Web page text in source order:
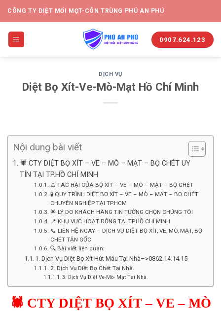
CÔNG TY DIỆT MỐI MỌT-CÔN TRÙNG PHÚ AN PHÚ
0907.624.123
DỊCH VỤ
Diệt Bọ Xít-Ve-Mò-Mạt Hồ Chí Minh
Nội dung bài viết
🕷️ CTY DIỆT BỌ XÍT – VE – MÒ – MẠT – BỌ CHÉT UY
TÍN TẠI TP.HỒ CHÍ MINH
⚠️ TÁC HẠI CỦA BỌ XÍT – VE – MÒ – MẠT – BỌ CHÉT
🧪 QUY TRÌNH DIỆT BỌ XÍT – VE – MÒ – MẠT – BỌ CHÉT
CHUYÊN NGHIỆP TẠI TP.HCM
🌟 LÝ DO KHÁCH HÀNG TIN TƯỞNG CHỌN CHÚNG TÔI
📍 KHU VỰC HOẠT ĐỘNG TẠI TP.HỒ CHÍ MINH
📞 LIÊN HỆ NGAY – DỊCH VỤ DIỆT BỌ XÍT, VE, MÒ, MẠT, BỌ
CHÉT TẬN GỐC
🔍 Bài viết liên quan:
1. Dịch Vụ Diệt Bọ Xít Hút Máu Tại Nhà–>0862.14.14.15
2. Dịch Vụ Diệt Bọ Chét Tại Nhà.
3. Dịch Vụ Diệt Ve-Mò- Mạt Tại Nhà.
🕷️ CTY DIỆT BỌ XÍT – VE – MÒ